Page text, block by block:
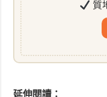
質
延伸閱讀：